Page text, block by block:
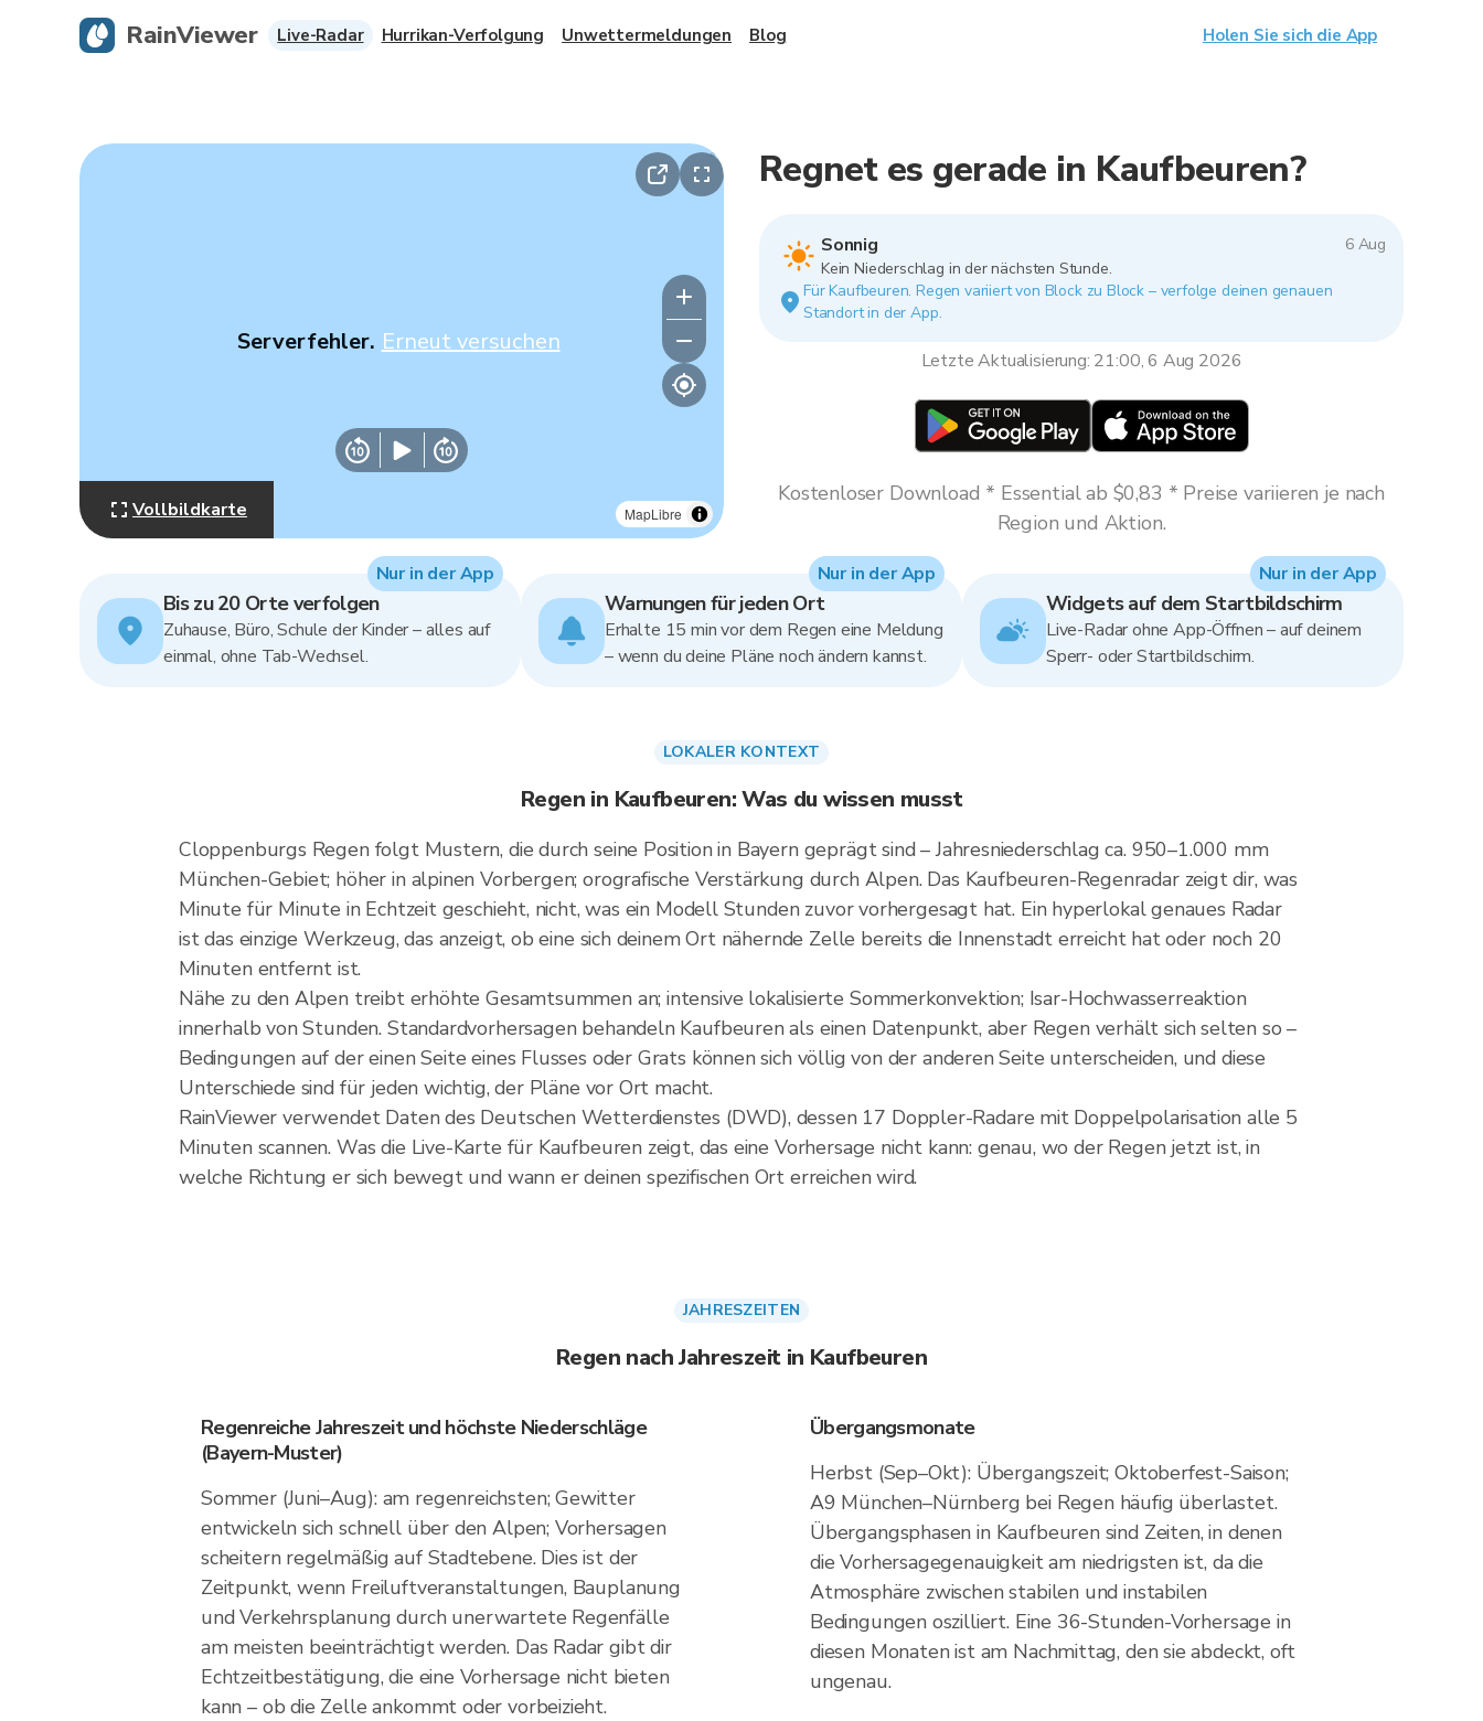
MapLibre
Serverfehler. Erneut versuchen
Vollbildkarte
Regnet es gerade in Kaufbeuren?
Sonnig
6 Aug
Kein Niederschlag in der nächsten Stunde.
Für Kaufbeuren. Regen variiert von Block zu Block – verfolge deinen genauen
Standort in der App.
Letzte Aktualisierung: 21:00, 6 Aug 2026
Kostenloser Download * Essential ab $0,83 * Preise variieren je nach
Region und Aktion.
Bis zu 20 Orte verfolgen
Zuhause, Büro, Schule der Kinder – alles auf
einmal, ohne Tab-Wechsel.
Nur in der App
Warnungen für jeden Ort
Erhalte 15 min vor dem Regen eine Meldung
– wenn du deine Pläne noch ändern kannst.
Nur in der App
Widgets auf dem Startbildschirm
Live-Radar ohne App-Öffnen – auf deinem
Sperr- oder Startbildschirm.
Nur in der App
LOKALER KONTEXT
Regen in Kaufbeuren: Was du wissen musst
Cloppenburgs Regen folgt Mustern, die durch seine Position in Bayern geprägt sind – Jahresniederschlag ca. 950–1.000 mm
München-Gebiet; höher in alpinen Vorbergen; orografische Verstärkung durch Alpen. Das Kaufbeuren-Regenradar zeigt dir, was
Minute für Minute in Echtzeit geschieht, nicht, was ein Modell Stunden zuvor vorhergesagt hat. Ein hyperlokal genaues Radar
ist das einzige Werkzeug, das anzeigt, ob eine sich deinem Ort nähernde Zelle bereits die Innenstadt erreicht hat oder noch 20
Minuten entfernt ist.
Nähe zu den Alpen treibt erhöhte Gesamtsummen an; intensive lokalisierte Sommerkonvektion; Isar-Hochwasserreaktion
innerhalb von Stunden. Standardvorhersagen behandeln Kaufbeuren als einen Datenpunkt, aber Regen verhält sich selten so –
Bedingungen auf der einen Seite eines Flusses oder Grats können sich völlig von der anderen Seite unterscheiden, und diese
Unterschiede sind für jeden wichtig, der Pläne vor Ort macht.
RainViewer verwendet Daten des Deutschen Wetterdienstes (DWD), dessen 17 Doppler-Radare mit Doppelpolarisation alle 5
Minuten scannen. Was die Live-Karte für Kaufbeuren zeigt, das eine Vorhersage nicht kann: genau, wo der Regen jetzt ist, in
welche Richtung er sich bewegt und wann er deinen spezifischen Ort erreichen wird.
JAHRESZEITEN
Regen nach Jahreszeit in Kaufbeuren
Regenreiche Jahreszeit und höchste Niederschläge
(Bayern-Muster)
Sommer (Juni–Aug): am regenreichsten; Gewitter
entwickeln sich schnell über den Alpen; Vorhersagen
scheitern regelmäßig auf Stadtebene. Dies ist der
Zeitpunkt, wenn Freiluftveranstaltungen, Bauplanung
und Verkehrsplanung durch unerwartete Regenfälle
am meisten beeinträchtigt werden. Das Radar gibt dir
Echtzeitbestätigung, die eine Vorhersage nicht bieten
kann – ob die Zelle ankommt oder vorbeizieht.
Übergangsmonate
Herbst (Sep–Okt): Übergangszeit; Oktoberfest-Saison;
A9 München–Nürnberg bei Regen häufig überlastet.
Übergangsphasen in Kaufbeuren sind Zeiten, in denen
die Vorhersagegenauigkeit am niedrigsten ist, da die
Atmosphäre zwischen stabilen und instabilen
Bedingungen oszilliert. Eine 36-Stunden-Vorhersage in
diesen Monaten ist am Nachmittag, den sie abdeckt, oft
ungenau.
RainViewer Live-Radar Hurrikan-Verfolgung Unwettermeldungen Blog Holen Sie sich die App